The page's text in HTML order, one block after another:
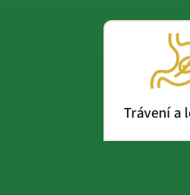
Trávení a